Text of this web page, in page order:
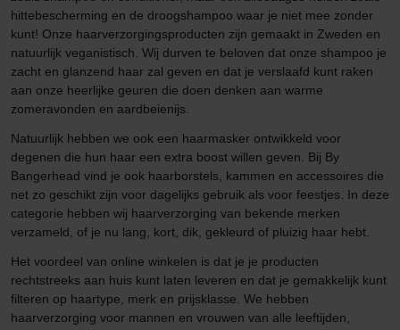
hittebescherming en de droogshampoo waar je niet mee zonder
kunt! Onze haarverzorgingsproducten zijn gemaakt in Zweden en
natuurlijk veganistisch. Wij durven te beloven dat onze shampoo je
zacht en glanzend haar zal geven en dat je verslaafd kunt raken
aan onze heerlijke geuren die doen denken aan warme
zomeravonden en aardbeienijs.
Natuurlijk hebben we ook een haarmasker ontwikkeld voor
degenen die hun haar een extra boost willen geven. Bij By
Bangerhead vind je ook haarborstels, kammen en accessoires die
net zo geschikt zijn voor dagelijks gebruik als voor feestjes. In deze
categorie hebben wij haarverzorging van bekende merken
verzameld, of je nu lang, kort, dik, gekleurd of pluizig haar hebt.
Het voordeel van online winkelen is dat je je producten
rechtstreeks aan huis kunt laten leveren en dat je gemakkelijk kunt
filteren op haartype, merk en prijsklasse. We hebben
haarverzorging voor mannen en vrouwen van alle leeftijden,